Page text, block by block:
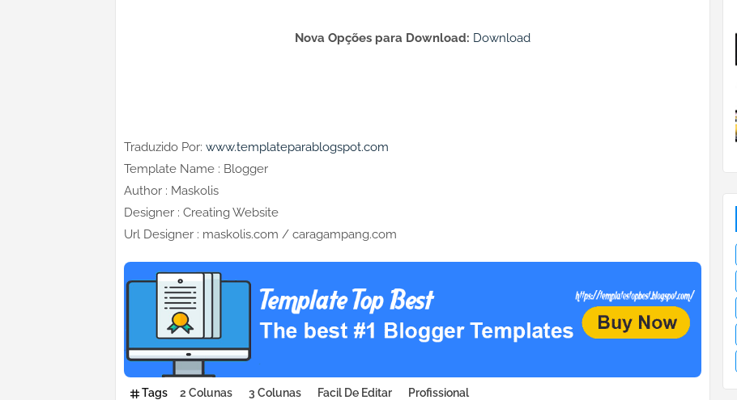
Nova Opções para Download: Download
Traduzido Por: www.templateparablogspot.com
Template Name : Blogger
Author : Maskolis
Designer : Creating Website
Url Designer : maskolis.com / caragampang.com
Tags 2 Colunas 3 Colunas Facil De Editar Profissional